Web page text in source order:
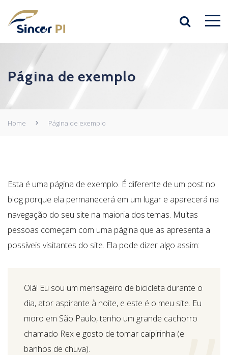
Página de exemplo
Home Página de exemplo
Esta é uma página de exemplo. É diferente de um post no
blog porque ela permanecerá em um lugar e aparecerá na
navegação do seu site na maioria dos temas. Muitas
pessoas começam com uma página que as apresenta a
possíveis visitantes do site. Ela pode dizer algo assim:
Olá! Eu sou um mensageiro de bicicleta durante o
dia, ator aspirante à noite, e este é o meu site. Eu
moro em São Paulo, tenho um grande cachorro
chamado Rex e gosto de tomar caipirinha (e
banhos de chuva).